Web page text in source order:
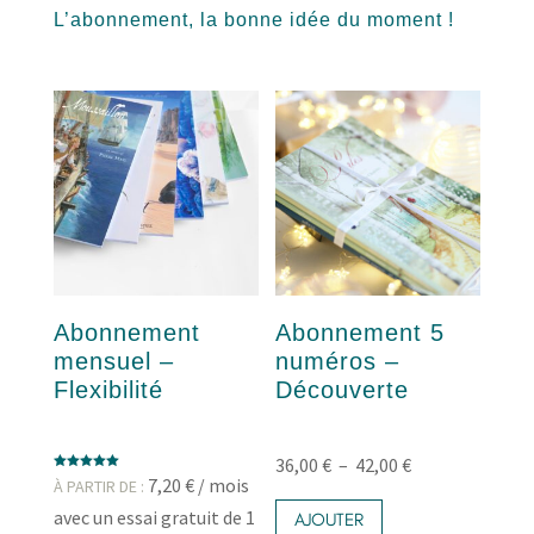
L’abonnement, la bonne idée du moment !
Abonnement
mensuel –
Flexibilité
Note
5.00
À PARTIR DE : 7,20 € / mois
avec un essai gratuit de 1
Abonnement 5
numéros –
Découverte
36,00€ – 42,00€Plage
AJOUTER